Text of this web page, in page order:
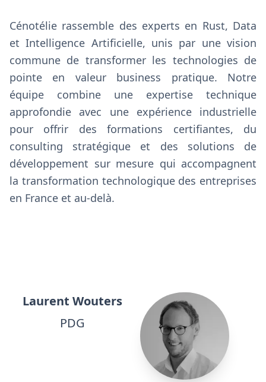
Cénotélie rassemble des experts en Rust, Data
et Intelligence Artificielle, unis par une vision
commune de transformer les technologies de
pointe en valeur business pratique. Notre
équipe combine une expertise technique
approfondie avec une expérience industrielle
pour offrir des formations certifiantes, du
consulting stratégique et des solutions de
développement sur mesure qui accompagnent
la transformation technologique des entreprises
en France et au-delà.
Laurent Wouters
PDG